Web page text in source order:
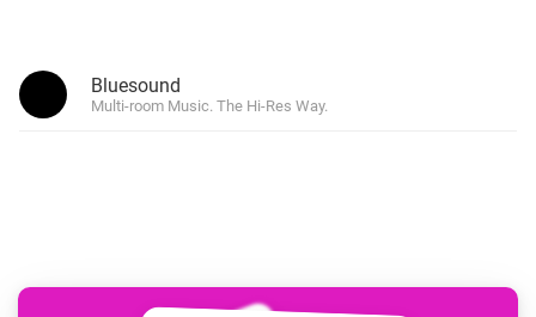
Bluesound
Multi-room Music. The Hi-Res Way.